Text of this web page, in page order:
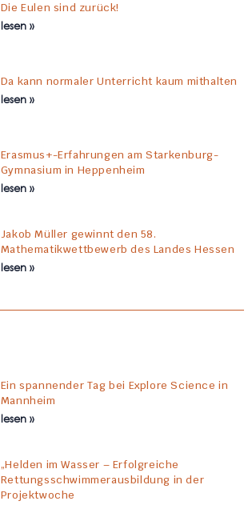
Die Eulen sind zurück!
lesen »
Da kann normaler Unterricht kaum mithalten
lesen »
Erasmus+-Erfahrungen am Starkenburg-
Gymnasium in Heppenheim
lesen »
Jakob Müller gewinnt den 58.
Mathematikwettbewerb des Landes Hessen
lesen »
Ein spannender Tag bei Explore Science in
Mannheim
lesen »
„Helden im Wasser – Erfolgreiche
Rettungsschwimmerausbildung in der
Projektwoche